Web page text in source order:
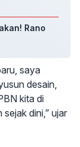
Rano
saya
desain,
kita di
dini,” ujar